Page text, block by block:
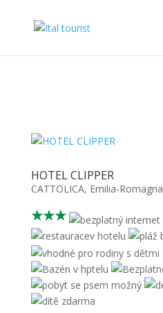
HOTEL CLIPPER
CATTOLICA, Emilia-Romagna
★★★